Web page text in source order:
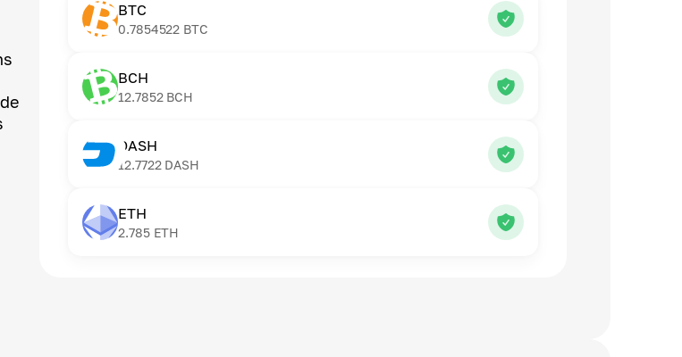
BTC
0.7854522 BTC
BCH
12.7852 BCH
DASH
12.7722 DASH
ETH
2.785 ETH